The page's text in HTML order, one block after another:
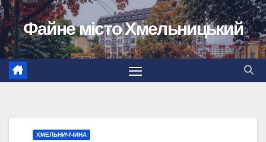
Перейти
до
вмісту
Файне місто Хмельницький
ХМЕЛЬНИЧЧИНА